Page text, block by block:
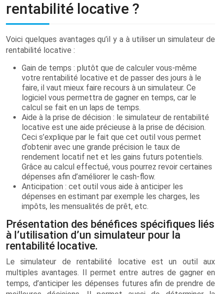
rentabilité locative ?
Voici quelques avantages qu’il y a à utiliser un simulateur de
rentabilité locative :
Gain de temps : plutôt que de calculer vous-même
votre rentabilité locative et de passer des jours à le
faire, il vaut mieux faire recours à un simulateur. Ce
logiciel vous permettra de gagner en temps, car le
calcul se fait en un laps de temps.
Aide à la prise de décision : le simulateur de rentabilité
locative est une aide précieuse à la prise de décision.
Ceci s’explique par le fait que cet outil vous permet
d’obtenir avec une grande précision le taux de
rendement locatif net et les gains futurs potentiels.
Grâce au calcul effectué, vous pourrez revoir certaines
dépenses afin d’améliorer le cash-flow.
Anticipation : cet outil vous aide à anticiper les
dépenses en estimant par exemple les charges, les
impôts, les mensualités de prêt, etc.
Présentation des bénéfices spécifiques liés
à l’utilisation d’un simulateur pour la
rentabilité locative.
Le simulateur de rentabilité locative est un outil aux
multiples avantages. Il permet entre autres de gagner en
temps, d’anticiper les dépenses futures afin de prendre de